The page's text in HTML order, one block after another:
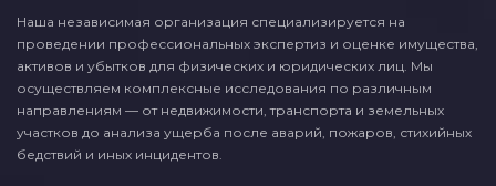
Наша независимая организация специализируется на
проведении профессиональных экспертиз и оценке имущества,
активов и убытков для физических и юридических лиц. Мы
осуществляем комплексные исследования по различным
направлениям — от недвижимости, транспорта и земельных
участков до анализа ущерба после аварий, пожаров, стихийных
бедствий и иных инцидентов.